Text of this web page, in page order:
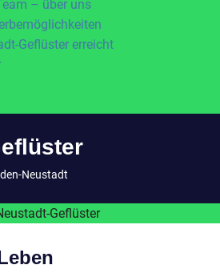
– über uns
Geflüster erreicht
Neustadt